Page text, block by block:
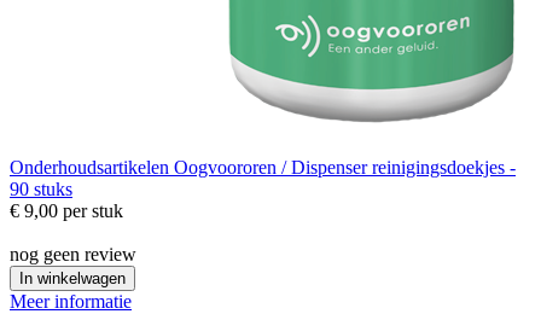
Onderhoudsartikelen Oogvoororen / Dispenser reinigingsdoekjes -
90 stuks
€ 9,00 per stuk
nog geen review
In winkelwagen
Meer informatie